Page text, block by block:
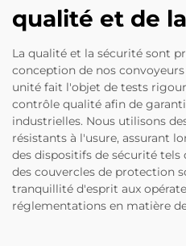
qualité et de
La qualité et la sécurité sont
conception de nos
unité fait l'objet de tests
contrôle qualité afin de
industrielles. Nous utilisons
résistants à l'usure, assurant
des dispositifs de sécurité tels
des couvercles de protection
tranquillité d'esprit aux
réglementations en matière